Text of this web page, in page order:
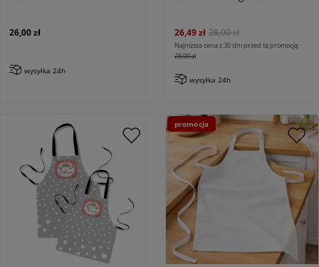
26,00 zł
wysyłka 24h
26,49 zł 28,00 zł
Najniższa cena z 30 dni przed tą promocją:
28,00 zł
wysyłka 24h
promocja